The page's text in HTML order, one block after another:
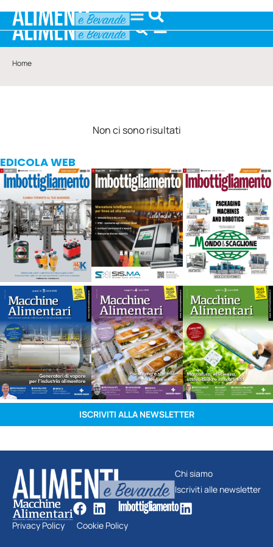
Home
Non ci sono risultati
EDICOLA WEB
ISCRIVITI ALLA NEWSLETTER
Chi siamo
Iscriviti alle newsletter
Privacy Policy Cookie Policy